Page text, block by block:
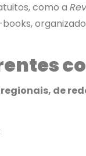
como a
de